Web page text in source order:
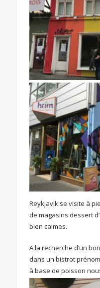
Reykjavik se visite à
de magasins dessert
bien calmes.
A la recherche d’un
dans un bistrot
à base de poisson